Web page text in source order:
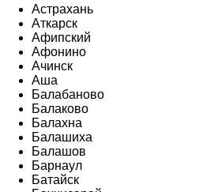
Астрахань
Аткарск
Афипский
Афонино
Ачинск
Аша
Балабаново
Балаково
Балахна
Балашиха
Балашов
Барнаул
Батайск